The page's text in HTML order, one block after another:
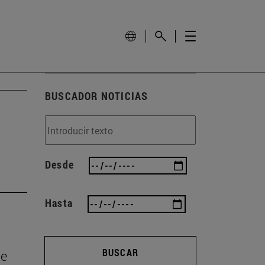
BUSCADOR NOTICIAS
Desde
Hasta
BUSCAR